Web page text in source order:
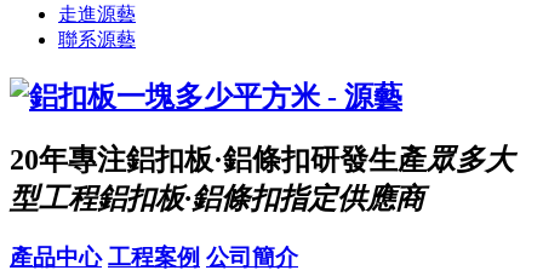
走進源藝
聯系源藝
20年專注鋁扣板·鋁條扣研發生產眾多大
型工程鋁扣板·鋁條扣指定供應商
產品中心 工程案例 公司簡介